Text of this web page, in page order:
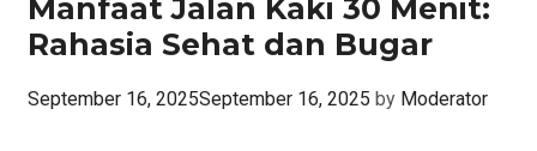
Manfaat Jalan Kaki 30 Menit:
Rahasia Sehat dan Bugar
September 16, 2025September 16, 2025 by Moderator